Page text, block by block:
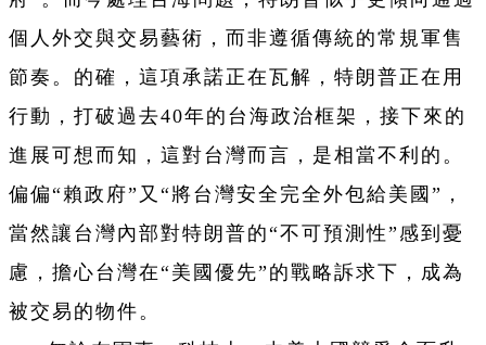
個人外交與交易藝術，而非遵循傳統的常規軍售
節奏。的確，這項承諾正在瓦解，特朗普正在用
行動，打破過去40年的台海政治框架，接下來的
進展可想而知，這對台灣而言，是相當不利的。
偏偏“賴政府”又“將台灣安全完全外包給美國”，
當然讓台灣內部對特朗普的“不可預測性”感到憂
慮，擔心台灣在“美國優先”的戰略訴求下，成為
被交易的物件。